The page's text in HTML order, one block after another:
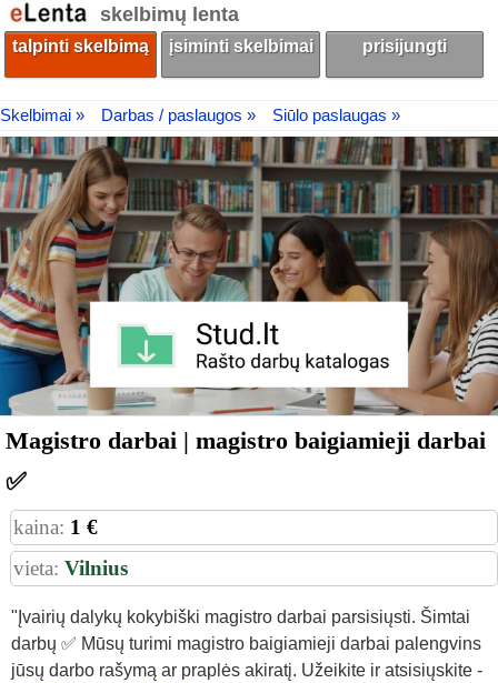
skelbimų lenta
talpinti skelbimą įsiminti skelbimai prisijungti
Skelbimai » Darbas / paslaugos » Siūlo paslaugas »
Magistro darbai | magistro baigiamieji darbai
✅
kaina: 1 €
vieta: Vilnius
"Įvairių dalykų kokybiški magistro darbai parsisiųsti. Šimtai
darbų ✅ Mūsų turimi magistro baigiamieji darbai palengvins
jūsų darbo rašymą ar praplės akiratį. Užeikite ir atsisiųskite -